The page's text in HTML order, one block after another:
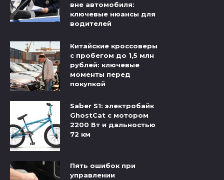
вне автомобиля:
ключевые нюансы для
водителей
Китайские кроссоверы
с пробегом до 1,5 млн
рублей: ключевые
моменты перед
покупкой
Saber S1: электробайк
GhostCat с мотором
2200 Вт и дальностью
72 км
Пять ошибок при
управлении